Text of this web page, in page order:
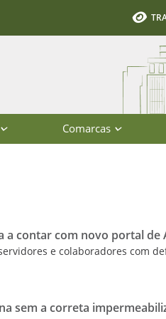
Comarcas
Santa Catarina
a contar com novo portal de
e colaboradores com
sem a correta